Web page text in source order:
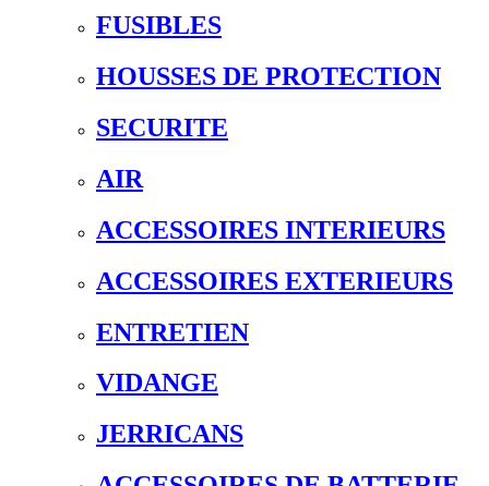
FUSIBLES
HOUSSES DE PROTECTION
SECURITE
AIR
ACCESSOIRES INTERIEURS
ACCESSOIRES EXTERIEURS
ENTRETIEN
VIDANGE
JERRICANS